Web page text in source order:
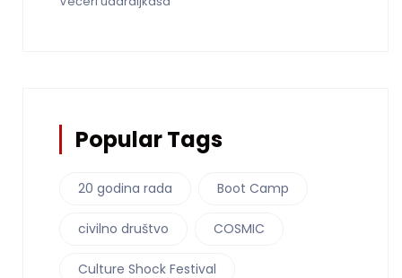
Popular Tags
20 godina rada Boot Camp
civilno društvo COSMIC
Culture Shock Festival